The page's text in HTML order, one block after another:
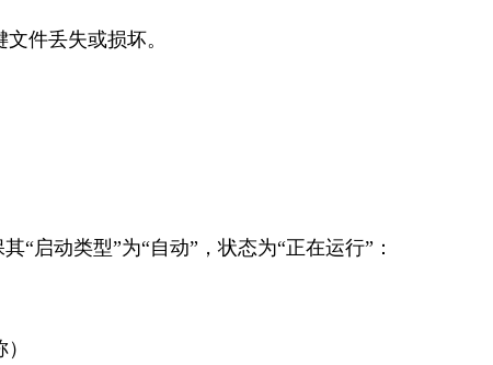
件丢失或损坏。
“启动类型”为“自动”，状态为“正在运行”：